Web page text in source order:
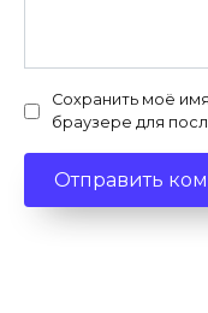
Сохранить моё
браузере для